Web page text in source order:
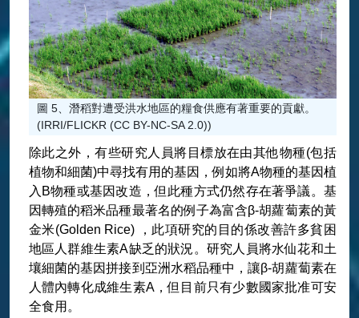
圖 5、潛稻對遭受洪水地區的糧食供應有著重要的貢獻。
(IRRI/FLICKR (CC BY-NC-SA 2.0))
除此之外，有些研究人員將目標放在由其他物種(包括
植物和細菌)中尋找有用的基因，例如將A物種的基因植
入B物種或基因改造，但此種方式仍然存在著爭議。基
因轉殖的稻米品種最著名的例子為富含β-胡蘿蔔素的黃
金米(Golden Rice) ，此項研究的目的係改善許多貧困
地區人群維生素A缺乏的狀況。研究人員將水仙花和土
壤細菌的基因拼接到亞洲水稻品種中，讓β-胡蘿蔔素在
人體內轉化成維生素A，但目前只有少數國家批准可安
全食用。